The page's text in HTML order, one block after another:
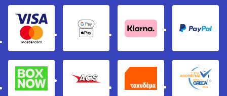
Visa & MastercardGoogle Pay & Apple Pay
Klarna PayPal
Box Now ACS Ταχυδέμα